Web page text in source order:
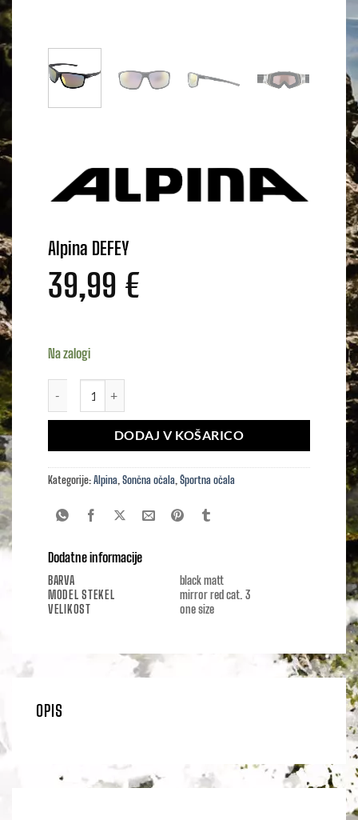
Alpina DEFEY
39,99 €
Na zalogi
DODAJ V KOŠARICO
Kategorije:Alpina,Sončna očala,Športna očala
Dodatne informacije
BARVA
black matt
MODEL STEKEL
mirror red cat. 3
VELIKOST
one size
OPIS